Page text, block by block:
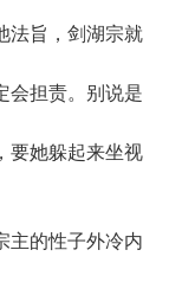
旨，剑湖宗就
会担责。别说是
要她躲起来坐视
的性子外冷内